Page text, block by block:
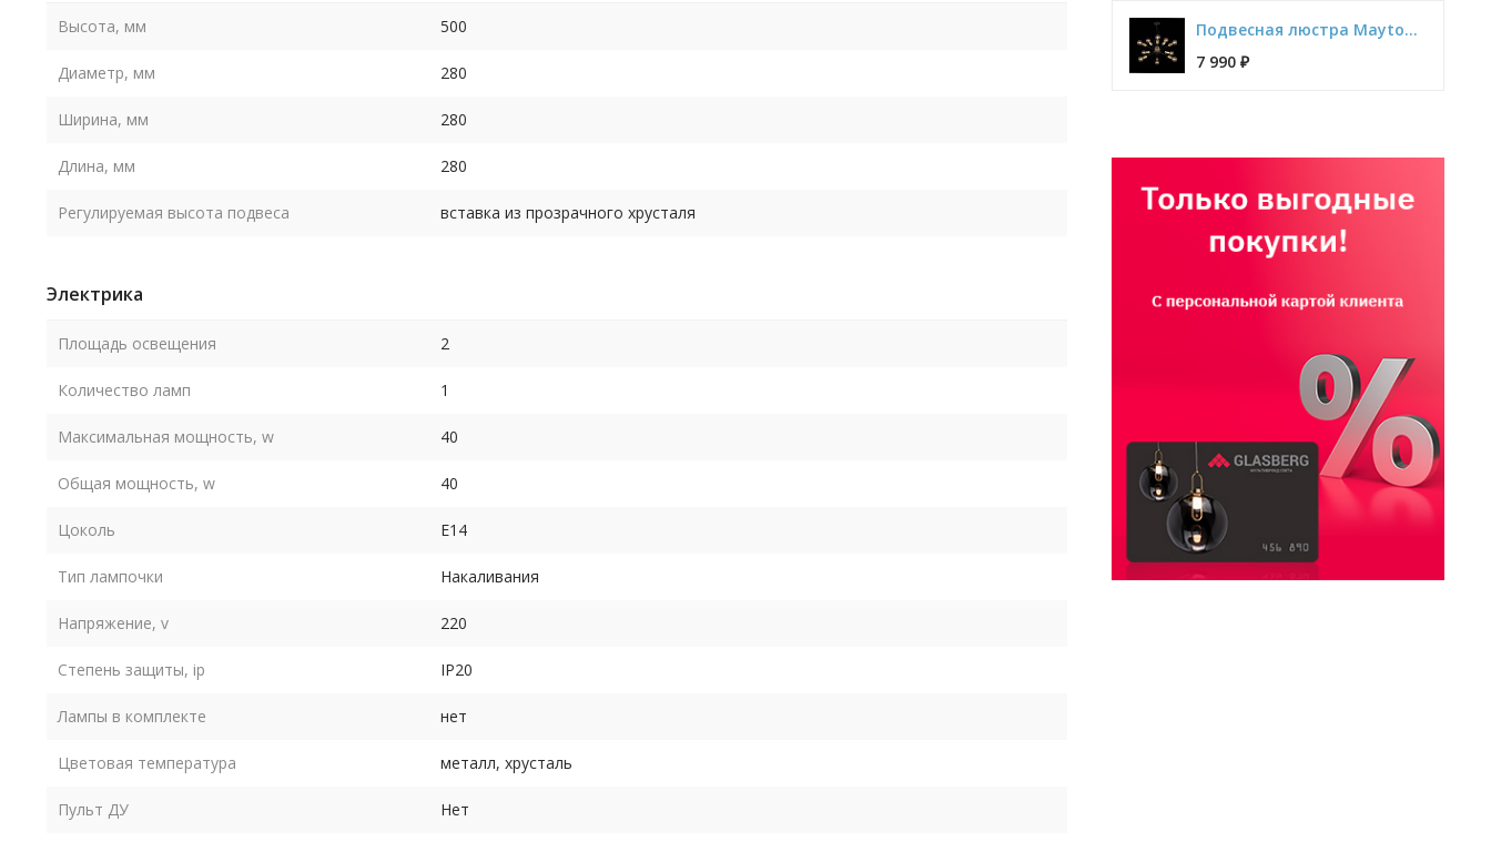
Подвесная люстра Maytoni Jackson T546PL-12B
7 990 ₽
Высота, мм 500
Диаметр, мм 280
Ширина, мм 280
Длина, мм 280
Регулируемая высота подвеса вставка из прозрачного хрусталя
Электрика
Площадь освещения 2
Количество ламп 1
Максимальная мощность, w 40
Общая мощность, w 40
Цоколь E14
Тип лампочки Накаливания
Напряжение, v 220
Степень защиты, ip IP20
Лампы в комплекте нет
Цветовая температура металл, хрусталь
Пульт ДУ Нет